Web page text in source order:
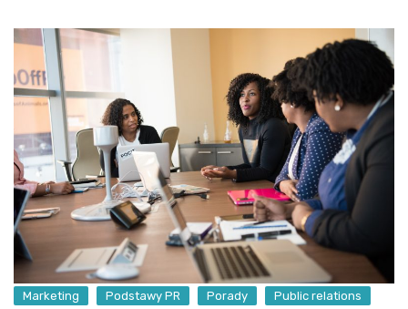
Marketing Podstawy PR Porady Public relations